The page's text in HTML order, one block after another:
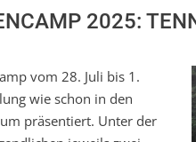
2025:
vom 28. Juli bis 1.
wie schon in den
präsentiert. Unter der